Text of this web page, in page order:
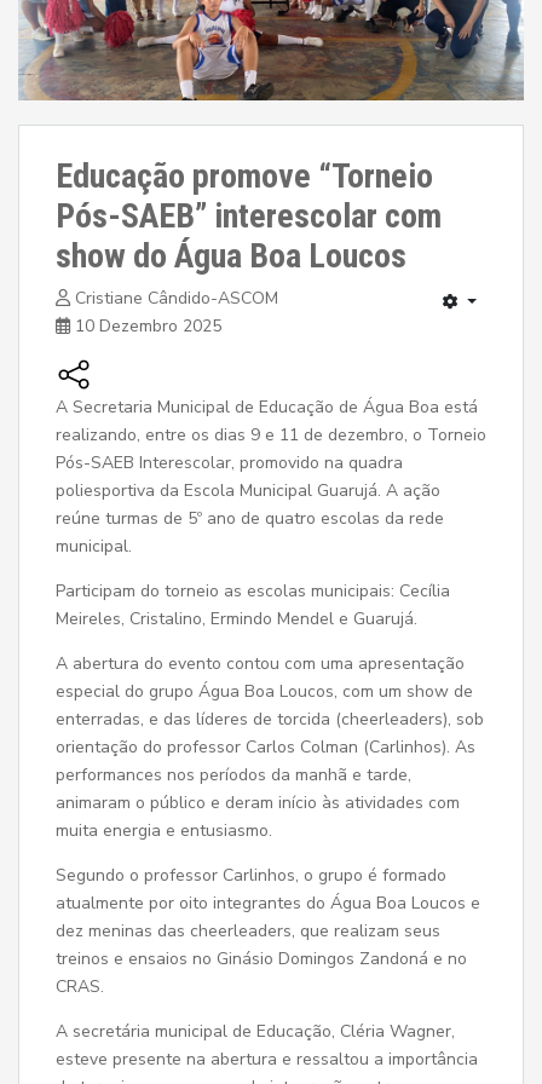
Educação promove “Torneio
Pós-SAEB” interescolar com
show do Água Boa Loucos
Cristiane Cândido-ASCOM
10 Dezembro 2025
A Secretaria Municipal de Educação de Água Boa está
realizando, entre os dias 9 e 11 de dezembro, o Torneio
Pós-SAEB Interescolar, promovido na quadra
poliesportiva da Escola Municipal Guarujá. A ação
reúne turmas de 5º ano de quatro escolas da rede
municipal.
Participam do torneio as escolas municipais: Cecília
Meireles, Cristalino, Ermindo Mendel e Guarujá.
A abertura do evento contou com uma apresentação
especial do grupo Água Boa Loucos, com um show de
enterradas, e das líderes de torcida (cheerleaders), sob
orientação do professor Carlos Colman (Carlinhos). As
performances nos períodos da manhã e tarde,
animaram o público e deram início às atividades com
muita energia e entusiasmo.
Segundo o professor Carlinhos, o grupo é formado
atualmente por oito integrantes do Água Boa Loucos e
dez meninas das cheerleaders, que realizam seus
treinos e ensaios no Ginásio Domingos Zandoná e no
CRAS.
A secretária municipal de Educação, Cléria Wagner,
esteve presente na abertura e ressaltou a importância